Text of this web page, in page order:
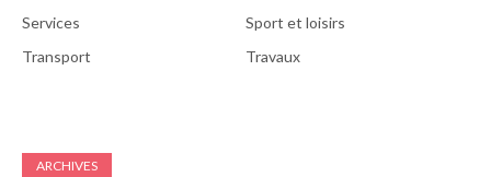
Services
Sport et loisirs
Transport
Travaux
ARCHIVES